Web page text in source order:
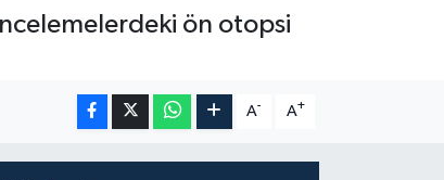
ön otopsi
A- A+